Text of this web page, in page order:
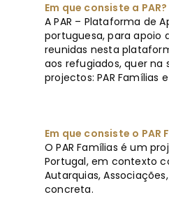
Em que consiste a PAR?
A PAR – Plataforma de
portuguesa, para apoio
reunidas nesta
aos refugiados, quer na
projectos: PAR Famílias
Em que consiste o PAR
O PAR Famílias é um
Portugal, em contexto
Autarquias,
concreta.